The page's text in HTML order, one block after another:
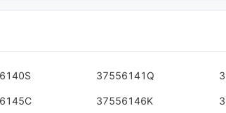
37556141Q
37556146K